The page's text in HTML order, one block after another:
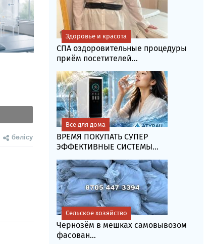
бөлісу
СПА оздоровительные процедуры
приём посетителей...
Здоровье и красота
ВРЕМЯ ПОКУПАТЬ СУПЕР
ЭФФЕКТИВНЫЕ СИСТЕМЫ...
Все для дома
Чернозём в мешках самовывозом
фасoван...
Сельское хозяйство